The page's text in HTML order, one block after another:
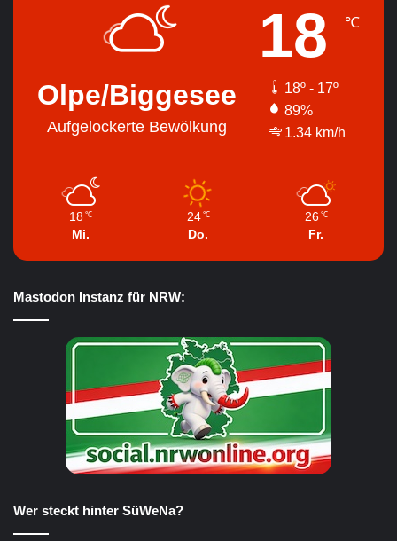
Olpe/Biggesee
Aufgelockerte Bewölkung
18 ℃
18º - 17º
89%
1.34 km/h
18 ℃
Mi.
24 ℃
Do.
26 ℃
Fr.
Mastodon Instanz für NRW:
Wer steckt hinter SüWeNa?